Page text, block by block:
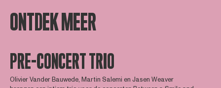
ONTDEK MEER
PRE-CONCERT TRIO
Olivier Vander Bauwede, Martin Salemi en Jasen Weaver